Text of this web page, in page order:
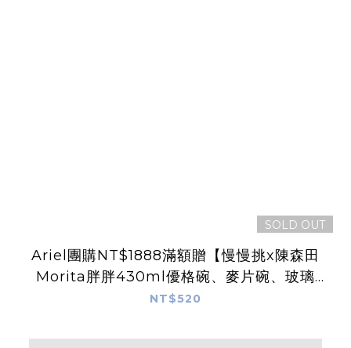
SOLD OUT
Ariel團購NT$1888滿額贈【慢慢挑x陳森田
Morita胖胖430ml優格碗、麥片碗、玻璃
杯】一個，款式隨機出貨
NT$520